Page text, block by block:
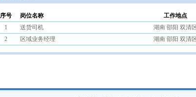
序号 岗位名称 工作地点
1
送货司机 湖南 邵阳 双清
2
区域业务经理 湖南 邵阳 双清